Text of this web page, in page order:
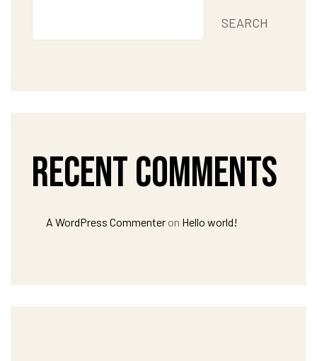
SEARCH
Recent Comments
A WordPress Commenter on Hello world!